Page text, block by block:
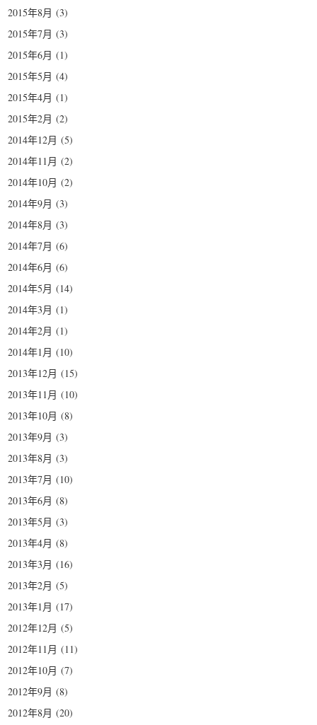
2015年8月 (3)
2015年7月 (3)
2015年6月 (1)
2015年5月 (4)
2015年4月 (1)
2015年2月 (2)
2014年12月 (5)
2014年11月 (2)
2014年10月 (2)
2014年9月 (3)
2014年8月 (3)
2014年7月 (6)
2014年6月 (6)
2014年5月 (14)
2014年3月 (1)
2014年2月 (1)
2014年1月 (10)
2013年12月 (15)
2013年11月 (10)
2013年10月 (8)
2013年9月 (3)
2013年8月 (3)
2013年7月 (10)
2013年6月 (8)
2013年5月 (3)
2013年4月 (8)
2013年3月 (16)
2013年2月 (5)
2013年1月 (17)
2012年12月 (5)
2012年11月 (11)
2012年10月 (7)
2012年9月 (8)
2012年8月 (20)